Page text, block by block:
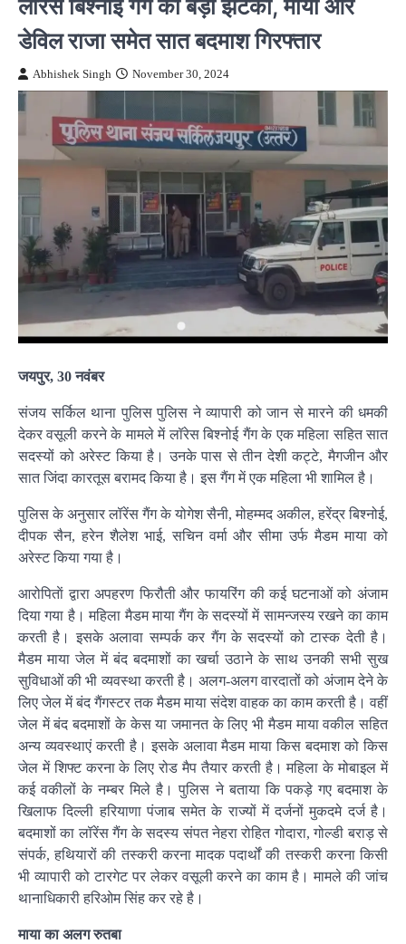
डेविल राजा समेत सात बदमाश गिरफ्तार
Abhishek Singh November 30, 2024
जयपुर, 30 नवंबर
संजय सर्किल थाना पुलिस पुलिस ने व्यापारी को जान से मारने की धमकी
देकर वसूली करने के मामले में लॉरेस बिश्नोई गैंग के एक महिला सहित सात
सदस्यों को अरेस्ट किया है। उनके पास से तीन देशी कट्टे, मैगजीन और
सात जिंदा कारतूस बरामद किया है। इस गैंग में एक महिला भी शामिल है।
पुलिस के अनुसार लॉरेंस गैंग के योगेश सैनी, मोहम्मद अकील, हरेंद्र बिश्नोई,
दीपक सैन, हरेन शैलेश भाई, सचिन वर्मा और सीमा उर्फ मैडम माया को
अरेस्ट किया गया है।
आरोपिताें द्वारा अपहरण फिरौती और फायरिंग की कई घटनाओं को अंजाम
दिया गया है। महिला मैडम माया गैंग के सदस्यों में सामन्जस्य रखने का काम
करती है। इसके अलावा सम्पर्क कर गैंग के सदस्यों को टास्क देती है।
मैडम माया जेल में बंद बदमाशों का खर्चा उठाने के साथ उनकी सभी सुख
सुविधाओं की भी व्यवस्था करती है। अलग-अलग वारदातों को अंजाम देने के
लिए जेल में बंद गैंगस्टर तक मैडम माया संदेश वाहक का काम करती है। वहीं
जेल में बंद बदमाशों के केस या जमानत के लिए भी मैडम माया वकील सहित
अन्य व्यवस्थाएं करती है। इसके अलावा मैडम माया किस बदमाश को किस
जेल में शिफ्ट करना के लिए रोड मैप तैयार करती है। महिला के मोबाइल में
कई वकीलों के नम्बर मिले है। पुलिस ने बताया कि पकड़े गए बदमाश के
खिलाफ दिल्ली हरियाणा पंजाब समेत के राज्यों में दर्जनों मुकदमे दर्ज है।
बदमाशों का लॉरेंस गैंग के सदस्य संपत नेहरा रोहित गोदारा, गोल्डी बराड़ से
संपर्क, हथियारों की तस्करी करना मादक पदार्थों की तस्करी करना किसी
भी व्यापारी को टारगेट पर लेकर वसूली करने का काम है। मामले की जांच
थानाधिकारी हरिओम सिंह कर रहे है।
माया का अलग रुतबा